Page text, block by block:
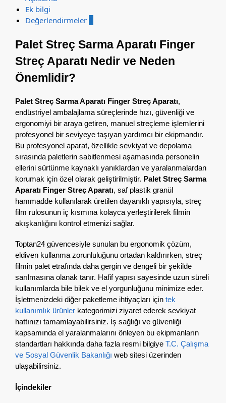
Ek bilgi
Değerlendirmeler
Palet Streç Sarma Aparatı Finger
Streç Aparatı Nedir ve Neden
Önemlidir?
Palet Streç Sarma Aparatı Finger Streç Aparatı,
endüstriyel ambalajlama süreçlerinde hızı, güvenliği ve
ergonomiyi bir araya getiren, manuel streçleme işlemlerini
profesyonel bir seviyeye taşıyan yardımcı bir ekipmandır.
Bu profesyonel aparat, özellikle sevkiyat ve depolama
sırasında paletlerin sabitlenmesi aşamasında personelin
ellerini sürtünme kaynaklı yanıklardan ve yaralanmalardan
korumak için özel olarak geliştirilmiştir. Palet Streç Sarma
Aparatı Finger Streç Aparatı, saf plastik granül
hammadde kullanılarak üretilen dayanıklı yapısıyla, streç
film rulosunun iç kısmına kolayca yerleştirilerek filmin
akışkanlığını kontrol etmenizi sağlar.
Toptan24 güvencesiyle sunulan bu ergonomik çözüm,
eldiven kullanma zorunluluğunu ortadan kaldırırken, streç
filmin palet etrafında daha gergin ve dengeli bir şekilde
sarılmasına olanak tanır. Hafif yapısı sayesinde uzun süreli
kullanımlarda bile bilek ve el yorgunluğunu minimize eder.
İşletmenizdeki diğer paketleme ihtiyaçları için tek
kullanımlık ürünler kategorimizi ziyaret ederek sevkiyat
hattınızı tamamlayabilirsiniz. İş sağlığı ve güvenliği
kapsamında el yaralanmalarını önleyen bu ekipmanların
standartları hakkında daha fazla resmi bilgiye T.C. Çalışma
ve Sosyal Güvenlik Bakanlığı web sitesi üzerinden
ulaşabilirsiniz.
İçindekiler